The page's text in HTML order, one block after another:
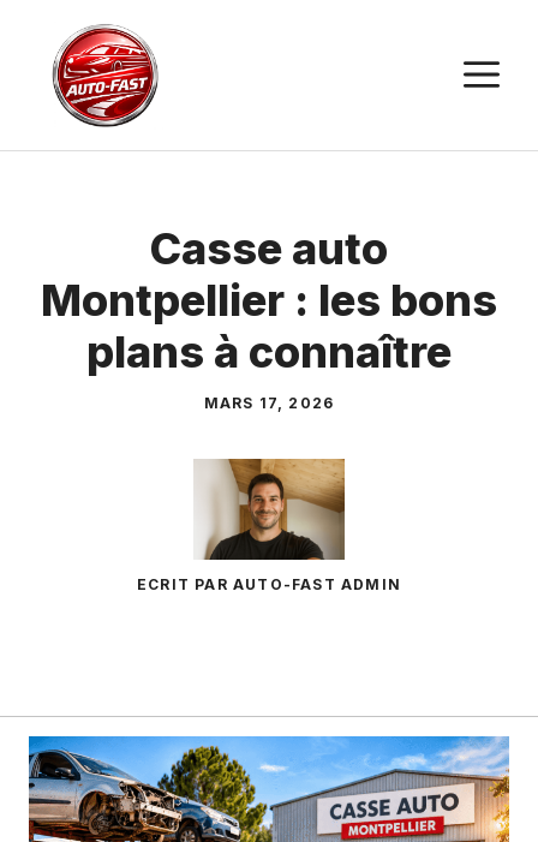
contenu
Casse auto
Montpellier : les bons
plans à connaître
MARS 17, 2026
ECRIT PAR AUTO-FAST ADMIN